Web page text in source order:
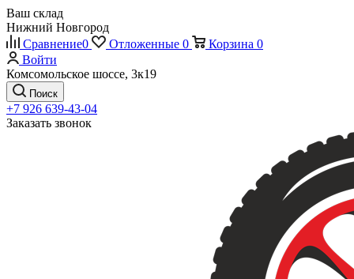
Ваш склад
Нижний Новгород
Сравнение0 Отложенные 0 Корзина 0
Войти
Комсомольское шоссе, 3к19
Поиск
+7 926 639-43-04
Заказать звонок